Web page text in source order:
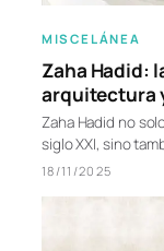
MISCELÁNEA
Zaha Hadid:
arquitectura
Zaha Hadid no
siglo XXI, sino
18/11/2025